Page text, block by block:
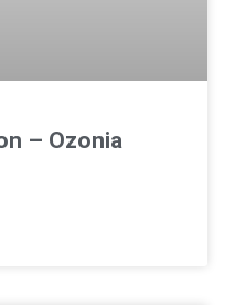
– Ozonia